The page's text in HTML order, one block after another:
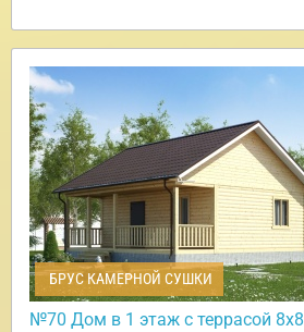
БРУС КАМЕРНОЙ СУШКИ
№70 Дом в 1 этаж с террасой 8х8